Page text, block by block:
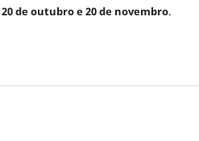
20 de outubro e 20 de novembro.